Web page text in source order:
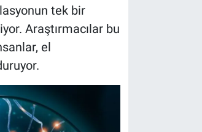
tek bir
Araştırmacılar bu
el